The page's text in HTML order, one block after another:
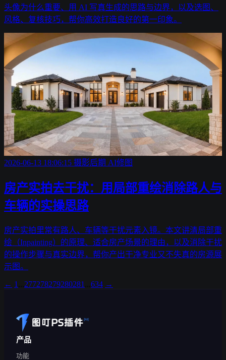
头像为什么重要、用 AI 写真生成的思路与边界，以及选图、
风格、复核技巧，帮你高效打造良好的第一印象。
2026-06-13 18:06:15 摄影后期 AI修图
房产实拍去干扰：用局部重绘消除路人与
车辆的实操思路
房产实拍里常有路人、车辆等干扰元素入镜。本文讲清局部重
绘（Inpainting）的原理、适合房产场景的理由，以及消除干扰
的操作步骤与真实边界，帮你产出干净专业又不失真的房源展
示图。
← 1 277278279280281 634 →
产品
功能